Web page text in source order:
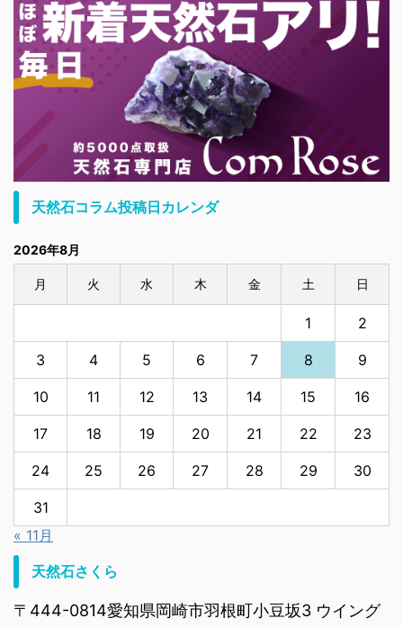
天然石コラム投稿日カレンダ
2026年8月
月 火 水 木 金 土 日
1 2
3 4 5 6 7 8 9
10 11 12 13 14 15 16
17 18 19 20 21 22 23
24 25 26 27 28 29 30
31
« 11月
天然石さくら
〒444-0814愛知県岡崎市羽根町小豆坂3 ウイング